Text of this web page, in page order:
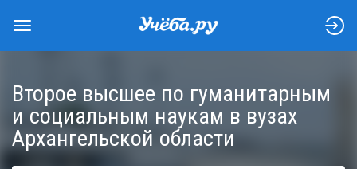
Второе высшее по гуманитарным
и социальным наукам в вузах
Архангельской области